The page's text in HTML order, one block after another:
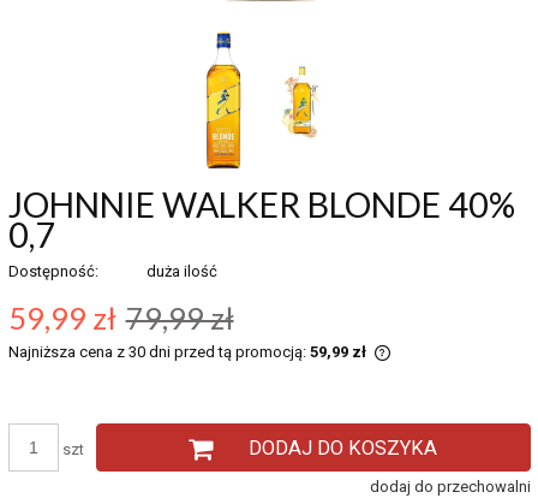
JOHNNIE WALKER BLONDE 40%
0,7
Dostępność: duża ilość
59,99 zł 79,99 zł
Najniższa cena z 30 dni przed tą promocją: 59,99 zł
momentu, kiedy
sprzedaży.
szt DODAJ DO KOSZYKA
dodaj do przechowalni